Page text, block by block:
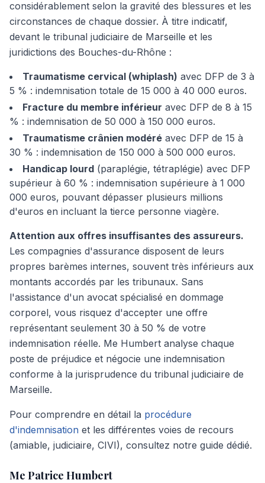
considérablement selon la gravité des blessures et les
circonstances de chaque dossier. À titre indicatif,
devant le tribunal judiciaire de Marseille et les
juridictions des Bouches-du-Rhône :
Traumatisme cervical (whiplash) avec DFP de 3 à
5 % : indemnisation totale de 15 000 à 40 000 euros.
Fracture du membre inférieur avec DFP de 8 à 15
% : indemnisation de 50 000 à 150 000 euros.
Traumatisme crânien modéré avec DFP de 15 à
30 % : indemnisation de 150 000 à 500 000 euros.
Handicap lourd (paraplégie, tétraplégie) avec DFP
supérieur à 60 % : indemnisation supérieure à 1 000
000 euros, pouvant dépasser plusieurs millions
d'euros en incluant la tierce personne viagère.
Attention aux offres insuffisantes des assureurs.
Les compagnies d'assurance disposent de leurs
propres barèmes internes, souvent très inférieurs aux
montants accordés par les tribunaux. Sans
l'assistance d'un avocat spécialisé en dommage
corporel, vous risquez d'accepter une offre
représentant seulement 30 à 50 % de votre
indemnisation réelle. Me Humbert analyse chaque
poste de préjudice et négocie une indemnisation
conforme à la jurisprudence du tribunal judiciaire de
Marseille.
Pour comprendre en détail la procédure
d'indemnisation et les différentes voies de recours
(amiable, judiciaire, CIVI), consultez notre guide dédié.
Me Patrice Humbert